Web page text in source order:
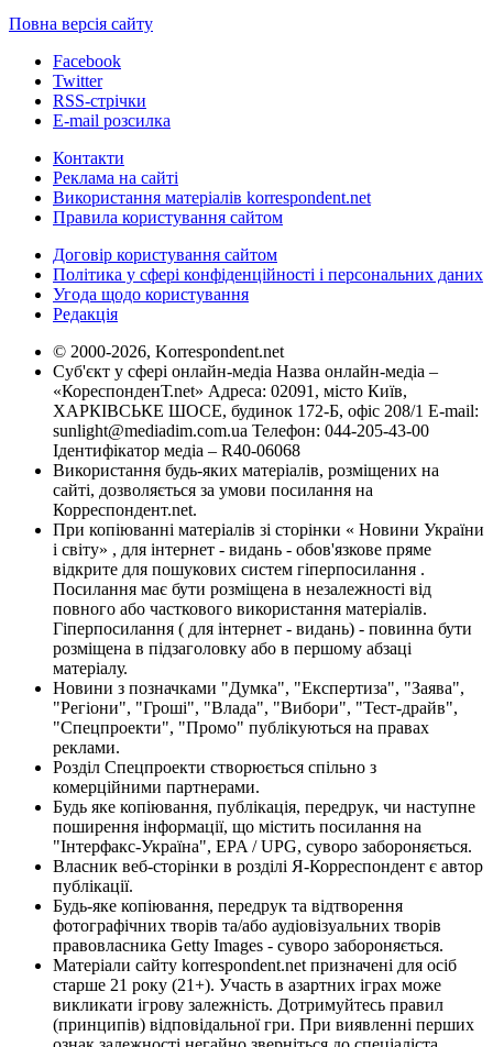
Повна версія сайту
Facebook
Twitter
RSS-стрічки
E-mail розсилка
Контакти
Реклама на сайті
Використання матеріалів korrespondent.net
Правила користування сайтом
Договір користування сайтом
Політика у сфері конфіденційності і персональних даних
Угода щодо користування
Редакція
© 2000-2026, Korrespondent.net
Суб'єкт у сфері онлайн-медіа Назва онлайн-медіа –
«КореспонденТ.net» Адреса: 02091, місто Київ,
ХАРКІВСЬКЕ ШОСЕ, будинок 172-Б, офіс 208/1 E-mail:
sunlight@mediadim.com.ua Телефон: 044-205-43-00
Ідентифікатор медіа – R40-06068
Використання будь-яких матеріалів, розміщених на
сайті, дозволяється за умови посилання на
Корреспондент.net.
При копіюванні матеріалів зі сторінки « Новини України
і світу» , для інтернет - видань - обов'язкове пряме
відкрите для пошукових систем гіперпосилання .
Посилання має бути розміщена в незалежності від
повного або часткового використання матеріалів.
Гіперпосилання ( для інтернет - видань) - повинна бути
розміщена в підзаголовку або в першому абзаці
матеріалу.
Новини з позначками "Думка", "Експертиза", "Заява",
"Регіони", "Гроші", "Влада", "Вибори", "Тест-драйв",
"Спецпроекти", "Промо" публікуються на правах
реклами.
Розділ Спецпроекти створюється спільно з
комерційними партнерами.
Будь яке копіювання, публікація, передрук, чи наступне
поширення інформації, що містить посилання на
"Інтерфакс-Україна", EPA / UPG, суворо забороняється.
Власник веб-сторінки в розділі Я-Корреспондент є автор
публікації.
Будь-яке копіювання, передрук та відтворення
фотографічних творів та/або аудіовізуальних творів
правовласника Getty Images - суворо забороняється.
Матеріали сайту korrespondent.net призначені для осіб
старше 21 року (21+). Участь в азартних іграх може
викликати ігрову залежність. Дотримуйтесь правил
(принципів) відповідальної гри. При виявленні перших